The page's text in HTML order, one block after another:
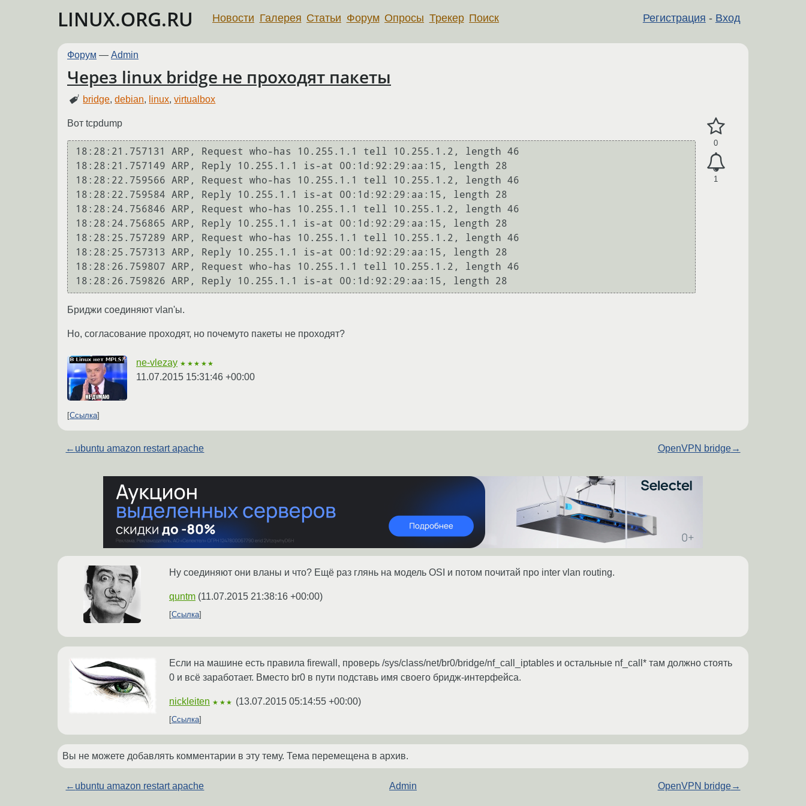
LINUX.ORG.RU Регистрация - Вход
Новости Галерея Статьи Форум Опросы Трекер Поиск
Форум — Admin
Через linux bridge не проходят пакеты
bridge,debian, linux,virtualbox
0
1
Вот tcpdump
18:28:21.757131 ARP, Request who-has 10.255.1.1 tell 10.255.1.2, length 46
18:28:21.757149 ARP, Reply 10.255.1.1 is-at 00:1d:92:29:aa:15, length 28
18:28:22.759566 ARP, Request who-has 10.255.1.1 tell 10.255.1.2, length 46
18:28:22.759584 ARP, Reply 10.255.1.1 is-at 00:1d:92:29:aa:15, length 28
18:28:24.756846 ARP, Request who-has 10.255.1.1 tell 10.255.1.2, length 46
18:28:24.756865 ARP, Reply 10.255.1.1 is-at 00:1d:92:29:aa:15, length 28
18:28:25.757289 ARP, Request who-has 10.255.1.1 tell 10.255.1.2, length 46
18:28:25.757313 ARP, Reply 10.255.1.1 is-at 00:1d:92:29:aa:15, length 28
18:28:26.759807 ARP, Request who-has 10.255.1.1 tell 10.255.1.2, length 46
Бриджи соединяют vlan'ы.
Но, согласование проходят, но почемуто пакеты не проходят?
ne-vlezay ★★★★★
11.07.2015 15:31:46 +00:00
Ссылка
← ubuntu amazon restart apache OpenVPN bridge→
Ну соединяют они вланы и что? Ещё раз глянь на модель OSI и потом почитай про inter vlan routing.
quntm (11.07.2015 21:38:16 +00:00)
Ссылка
Если на машине есть правила firewall, проверь /sys/class/net/br0/bridge/nf_call_iptables и остальные nf_call* там должно стоять
0 и всё заработает. Вместо br0 в пути подставь имя своего бридж-интерфейса.
nickleiten ★★★ (13.07.2015 05:14:55 +00:00)
Ссылка
Вы не можете добавлять комментарии в эту тему. Тема перемещена в архив.
← ubuntu amazon restart apache Admin OpenVPN bridge→